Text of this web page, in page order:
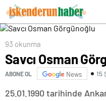
93 okunma
Savcı Osman
ABONE OL News 15
25.01.1990 tarihinde